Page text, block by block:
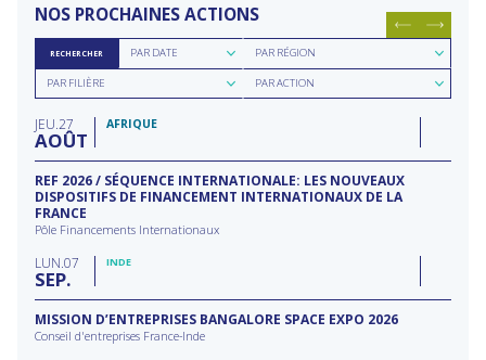
NOS PROCHAINES ACTIONS
RECHERCHER
Rechercher
parPAR DATE
Rechercher
par
région
PAR RÉGION
Rechercher
parPAR FILIÈRE
Rechercher
parPAR ACTION
JEU 27
AOÛT
AFRIQUE
REF 2026 / SÉQUENCE INTERNATIONALE: LES NOUVEAUX
DISPOSITIFS DE FINANCEMENT INTERNATIONAUX DE LA
FRANCE
Pôle Financements Internationaux
LUN 07
SEP
INDE
MISSION D’ENTREPRISES BANGALORE SPACE EXPO 2026
Conseil d'entreprises France-Inde